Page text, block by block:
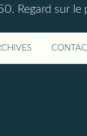
Regard sur le